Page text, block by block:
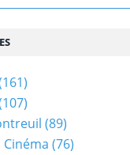
(89)
(76)